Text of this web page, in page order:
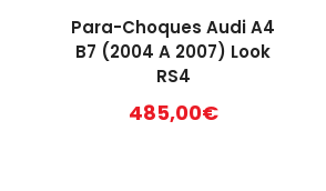
Para-Choques Audi A4
B7 (2004 A 2007) Look
RS4
485,00€